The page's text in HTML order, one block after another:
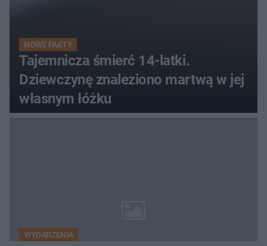
NOWE FAKTY
Tajemnicza śmierć 14-latki.
Dziewczynę znaleziono martwą w jej
własnym łóżku
WYDARZENIA